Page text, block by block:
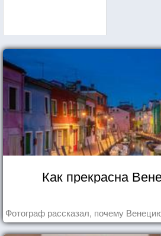
Как прекрасна
Фотограф рассказал, почему